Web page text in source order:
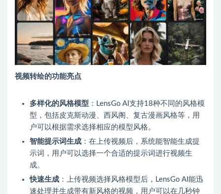
视频转绘的功能亮点
多样化的风格模型 ：LensGo AI支持18种不同的风格模
型，包括皮克斯动漫、西风阁、复古漫画风格等，用
户可以根据需求选择相应的模型风格。
智能提示词生成 ：在上传视频后，系统能智能生成提
示词，用户可以选择一个合适的提示词进行视频生
成。
快速生成 ：上传视频选择风格模型后，LensGo AI能迅
速处理并生成带有新风格的视频，用户可以在几秒钟